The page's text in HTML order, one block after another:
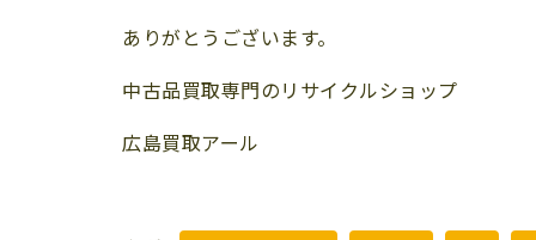
ありがとうございます。
中古品買取専門のリサイクルショップ
広島買取アール